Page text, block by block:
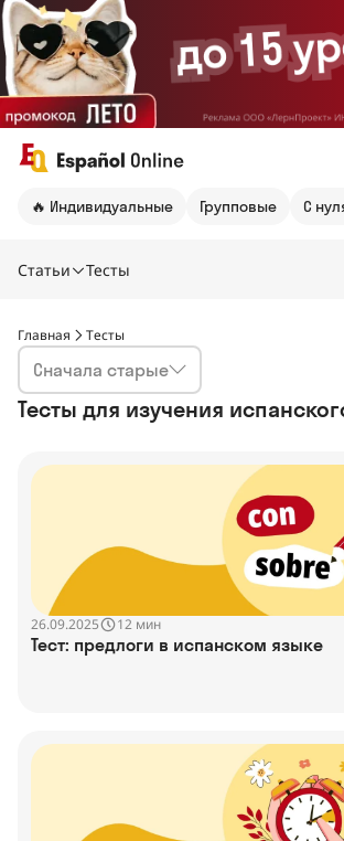
🔥 Индивидуальные Групповые С
Статьи Тесты
Главная Тесты
Сначала старые
Тесты для изучения
26.09.2025 12 мин
Тест: предлоги в испанском языке